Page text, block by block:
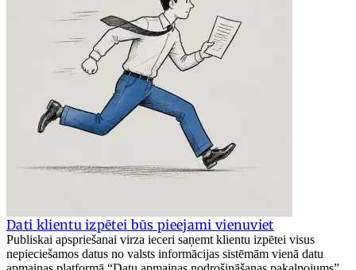
Dati klientu izpētei būs pieejami vienuviet
Publiskai apspriešanai virza ieceri saņemt klientu izpētei visus
nepieciešamos datus no valsts informācijas sistēmām vienā datu